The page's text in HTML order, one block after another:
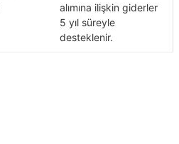
alımına ilişkin giderler
5 yıl süreyle
desteklenir.